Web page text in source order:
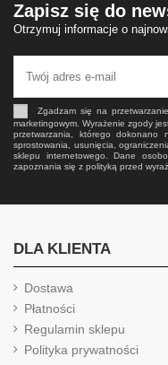
Zapisz się do
Otrzymuj informacje o
Zgadzam się na
marketingowym. Wyrażenie zgody
przetwarzania, którego
sprostowania, usunięcia,
sklepu internetowego. Dane
zapoznania się z polityką przed
DLA KLIENTA
Dostawa
Płatności
Regulamin sklepu
Polityka prywatności